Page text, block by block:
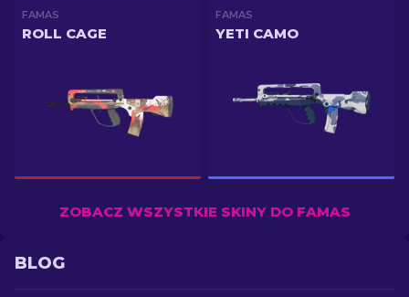
FAMAS
ROLL CAGE
FAMAS
YETI CAMO
ZOBACZ WSZYSTKIE SKINY DO FAMAS
BLOG